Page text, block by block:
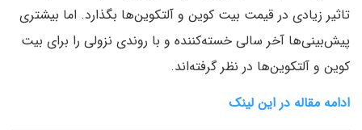
تاثیر زیادی در قیمت بیت کوین و آلتکوین‌ها بگذارد. اما بیشتری
پیش‌بینی‌ها آخر سالی خسته‌کننده و با روندی نزولی را برای بیت
کوین و آلتکوین‌ها در نظر گرفته‌اند.
ادامه مقاله در این لینک